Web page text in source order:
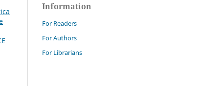
Information
For Readers
For Authors
For Librarians